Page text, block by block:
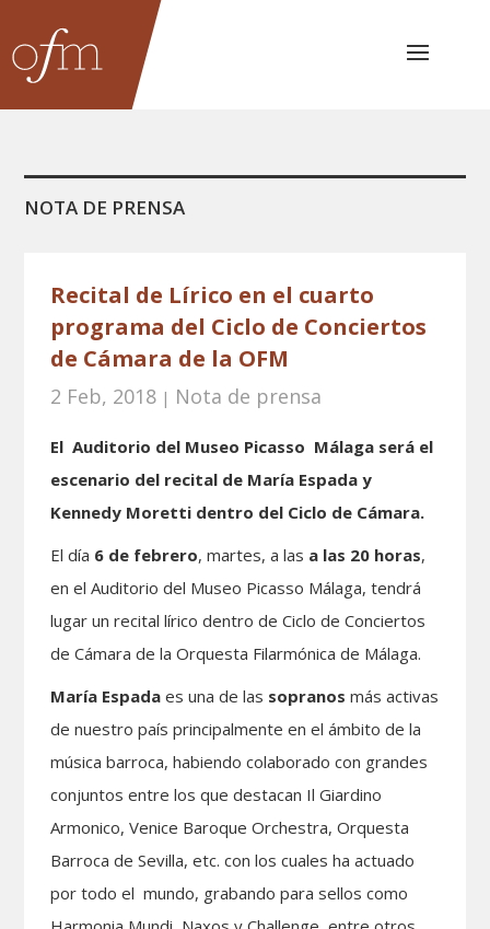
NOTA DE PRENSA
Recital de Lírico en el cuarto
programa del Ciclo de Conciertos
de Cámara de la OFM
2 Feb, 2018 | Nota de prensa
El Auditorio del Museo Picasso Málaga será el
escenario del recital de María Espada y
Kennedy Moretti dentro del Ciclo de Cámara.
El día 6 de febrero, martes, a las a las 20 horas,
en el Auditorio del Museo Picasso Málaga, tendrá
lugar un recital lírico dentro de Ciclo de Conciertos
de Cámara de la Orquesta Filarmónica de Málaga.
María Espada es una de las sopranos más activas
de nuestro país principalmente en el ámbito de la
música barroca, habiendo colaborado con grandes
conjuntos entre los que destacan Il Giardino
Armonico, Venice Baroque Orchestra, Orquesta
Barroca de Sevilla, etc. con los cuales ha actuado
por todo el mundo, grabando para sellos como